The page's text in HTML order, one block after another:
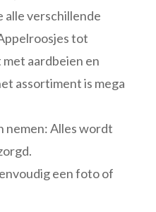
alle verschillende
tot
aardbeien en
assortiment is mega
nemen: Alles wordt
een foto of